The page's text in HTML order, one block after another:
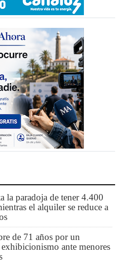
la paradoja de tener 4.400
el alquiler se reduce a
de 71 años por un
ante menores